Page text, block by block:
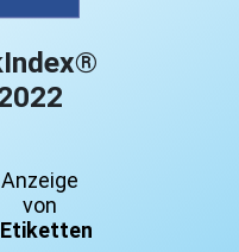
Anzeige
von
Etiketten